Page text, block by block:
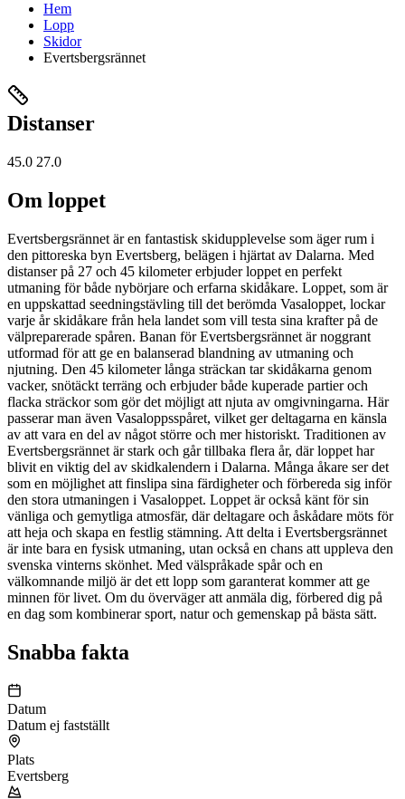
Hem
Lopp
Skidor
Evertsbergsrännet
Distanser
45.0 27.0
Om loppet
Evertsbergsrännet är en fantastisk skidupplevelse som äger rum i
den pittoreska byn Evertsberg, belägen i hjärtat av Dalarna. Med
distanser på 27 och 45 kilometer erbjuder loppet en perfekt
utmaning för både nybörjare och erfarna skidåkare. Loppet, som är
en uppskattad seedningstävling till det berömda Vasaloppet, lockar
varje år skidåkare från hela landet som vill testa sina krafter på de
välpreparerade spåren. Banan för Evertsbergsrännet är noggrant
utformad för att ge en balanserad blandning av utmaning och
njutning. Den 45 kilometer långa sträckan tar skidåkarna genom
vacker, snötäckt terräng och erbjuder både kuperade partier och
flacka sträckor som gör det möjligt att njuta av omgivningarna. Här
passerar man även Vasaloppsspåret, vilket ger deltagarna en känsla
av att vara en del av något större och mer historiskt. Traditionen av
Evertsbergsrännet är stark och går tillbaka flera år, där loppet har
blivit en viktig del av skidkalendern i Dalarna. Många åkare ser det
som en möjlighet att finslipa sina färdigheter och förbereda sig inför
den stora utmaningen i Vasaloppet. Loppet är också känt för sin
vänliga och gemytliga atmosfär, där deltagare och åskådare möts för
att heja och skapa en festlig stämning. Att delta i Evertsbergsrännet
är inte bara en fysisk utmaning, utan också en chans att uppleva den
svenska vinterns skönhet. Med välspråkade spår och en
välkomnande miljö är det ett lopp som garanterat kommer att ge
minnen för livet. Om du överväger att anmäla dig, förbered dig på
en dag som kombinerar sport, natur och gemenskap på bästa sätt.
Snabba fakta
Datum
Datum ej fastställt
Plats
Evertsberg